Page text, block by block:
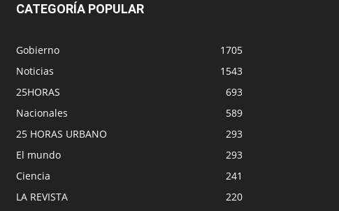
CATEGORÍA POPULAR
Gobierno
1705
Noticias
1543
25HORAS
693
Nacionales
589
25 HORAS URBANO
293
El mundo
293
Ciencia
241
LA REVISTA
220